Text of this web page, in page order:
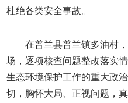
杜绝各类安全事故。
在普兰县普兰镇多油村
场，逐项核查问题整改落实
生态环境保护工作的重大政
切，胸怀大局、正视问题，